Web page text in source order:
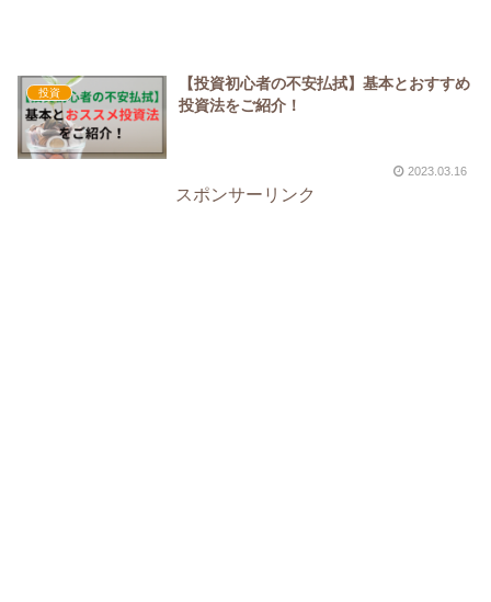
投資
【投資初心者の不安払拭】基本とおすすめ
投資法をご紹介！
2023.03.16
スポンサーリンク